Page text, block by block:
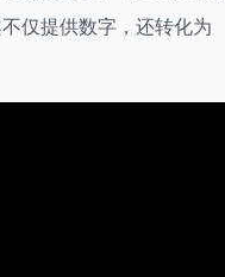
仅提供数字，还转化为